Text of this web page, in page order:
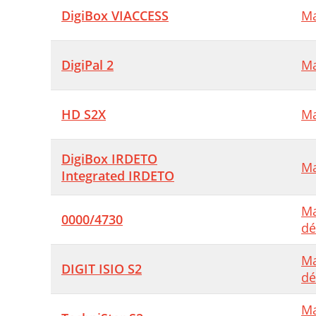
DigiBox VIACCESS
DigiPal 2
HD S2X
DigiBox IRDETO
Integrated IRDETO
0000/4730
DIGIT ISIO S2